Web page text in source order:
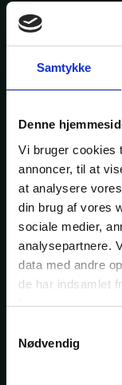
Samtykke
Denne
Vi bruger cookies
annoncer, til at
at analysere
din brug af vores
sociale medier,
analysepartnere.
data med andre
de har indsamlet
læse mere om
Nødvendig